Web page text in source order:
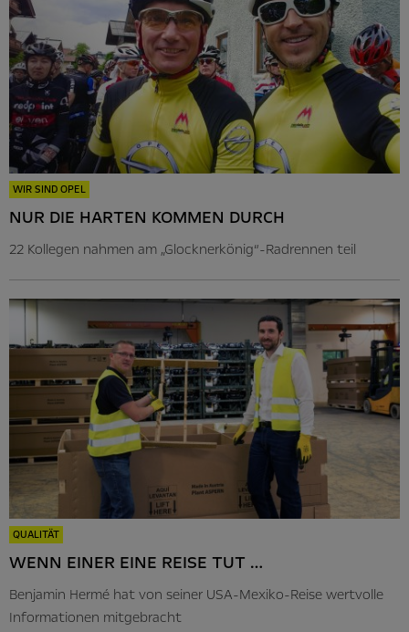
WIR SIND OPEL
NUR DIE HARTEN KOMMEN DURCH
22 Kollegen nahmen am „Glocknerkönig“-Radrennen teil
QUALITÄT
WENN EINER EINE REISE TUT …
Benjamin Hermé hat von seiner USA-Mexiko-Reise wertvolle
Informationen mitgebracht